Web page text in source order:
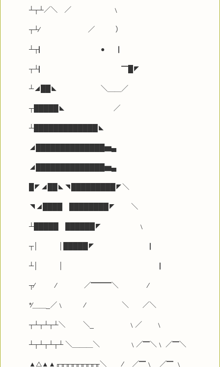
┴┬┴／＼ ／ ﹨
┬┴∕ ／ ）
┴┬▏ ● ▏
┬┴▏ ▔█◤
┴◢██◣ ＼＿＿／
┬█████◣ ／
┴█████████████◣
◢██████████████▆▄
◢██████████████▆▄
█◤◢██◣◥█████████◤＼
◥◢████ ████████◤ ＼
┴█████ ██████◤ ﹨
┬│ │█████◤ ▏
┴│ │ ▏
┬∕ ∕ ／▔▔▔＼ ∕
*∕＿＿_／﹨ ∕ ＼ ／＼
┬┴┬┴┬┴＼ ＼_ ﹨／ ﹨
┴┬┴┬┴┬┴ ＼＿＿＿＼ ﹨／▔＼﹨ ／▔＼
▲△▲▲╓╥╥╥╥╥╥╥╥＼ ∕ ／▔﹨ ／▔ ﹨